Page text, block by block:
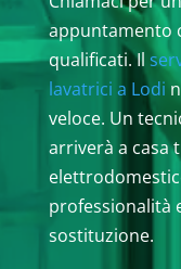
appuntamento
qualificati. Il
lavatrici a Lodi
veloce. Un
arriverà a casa
professionalità
sostituzione.